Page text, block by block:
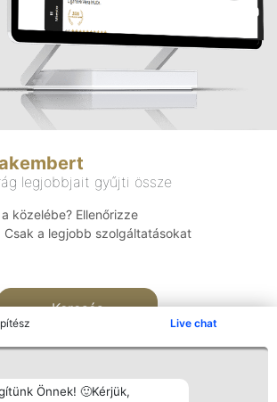
Live chat
Önnek! 🙂Kérjük,
legjobbjait gyűjti össze
közelébe? Ellenőrizze
Csak a legjobb szolgáltatásokat
Keresés